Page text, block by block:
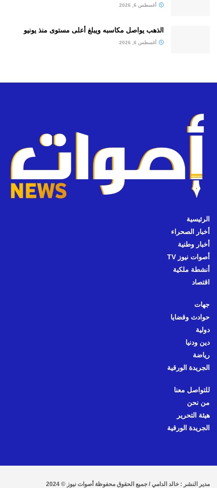
أغسطس 6, 2026
الذهب يواصل مكاسبه ويبلغ أعلى مستوى منذ يونيو
أغسطس 6, 2026
الرئيسية
أخبار الصحراء
أخبار وطنية
أصوات نيوز TV
أنشطة ملكية
اقتصاد
جهات
حوادث وقضايا
دولية
دين ودنيا
رياضة
الجريدة الورقية
للتواصل معنا
من نحن
هيئة التحرير
الجريدة الورقية
مدير النشر : خالد الدامي / جميع الحقوق محفوظة أصوات نيوز © 2024